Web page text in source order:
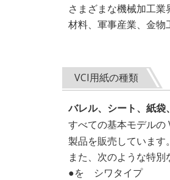
さまざまな機械加工
材料、軍事産業、金物
VCI用紙の種類
バレル、シート、紙袋
すべての基本モデルの
製品を販売しています。
また、次のような特
●を シワタイプ